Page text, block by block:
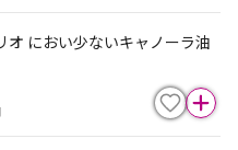
オ におい少ないキャノーラ油